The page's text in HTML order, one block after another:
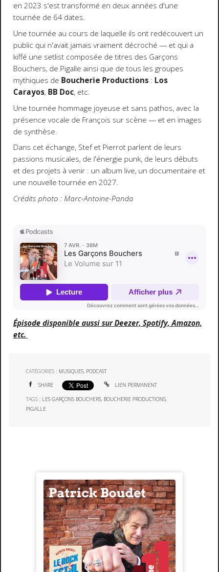
en 2023 s'est transformé en deux années d'une
tournée de 64 dates.
Une tournée au cours de laquelle ils ont redécouvert un
public qui n'avait jamais vraiment décroché — et qui a
kiffé une setlist composée de titres des Garçons
Bouchers, de Pigalle ainsi que de tous les groupes
mythiques de Boucherie Productions: Los
Carayos, BB Doc, etc.
Une tournée hommage joyeuse et sans pathos, avec la
présence vocale de François sur scène — et en images
de synthèse.
Dans cet échange, Stef et Pierrot parlent de leurs
passions musicales, de l'énergie punk, de leurs débuts
et des projets à venir : un album live, un documentaire et
une nouvelle tournée en 2027.
Crédits photo : Marc-Antoine-Panda
Épisode disponible aussi sur Deezer, Spotify, Amazon,
etc.
CATÉGORIES : MUSIQUES, PODCAST
SHARE LIEN PERMANENT
TAGS : LES GARÇONS BOUCHERS, BOUCHERIE PRODUCTIONS,
PIGALLE